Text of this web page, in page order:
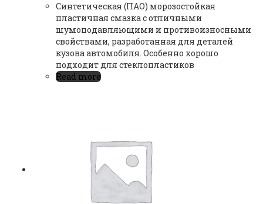
Синтетическая (ПАО) морозостойкая
пластичная смазка с отличными
шумоподавляющими и противоизносными
свойствами, разработанная для деталей
кузова автомобиля. Особенно хорошо
подходит для стеклопластиков
Read more